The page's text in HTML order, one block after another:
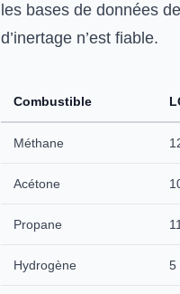
les bases de données
d’inertage n’est fiable.
Combustible
Méthane
Acétone
Propane
Hydrogène 5